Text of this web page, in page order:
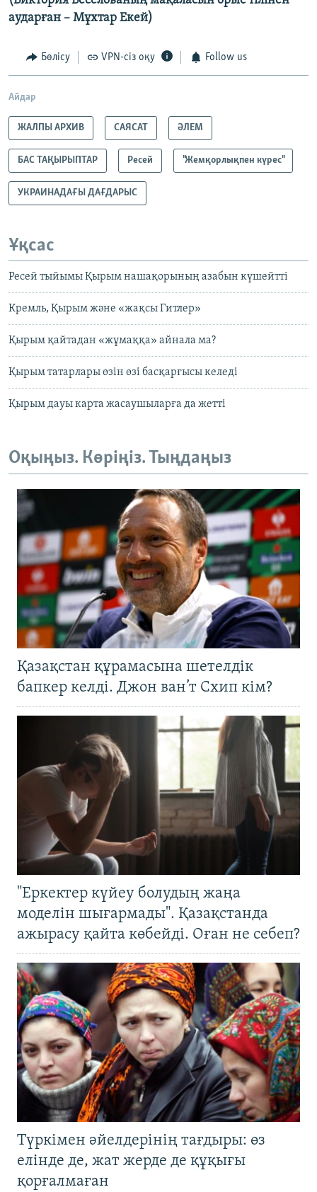
аударған – Мұхтар Екей)
Бөлісу VPN-сіз оқу Follow us
Айдар
ЖАЛПЫ АРХИВ САЯСАТ ӘЛЕМ
БАС ТАҚЫРЫПТАР Ресей "Жемқорлықпен күрес"
УКРАИНАДАҒЫ ДАҒДАРЫС
Ұқсас
Ресей тыйымы Қырым нашақорының азабын күшейтті
Кремль, Қырым және «жақсы Гитлер»
Қырым қайтадан «жұмаққа» айнала ма?
Қырым татарлары өзін өзі басқарғысы келеді
Қырым дауы карта жасаушыларға да жетті
Оқыңыз. Көріңіз. Тыңдаңыз
Қазақстан құрамасына шетелдік
бапкер келді. Джон ван’т Схип кім?
"Еркектер күйеу болудың жаңа
моделін шығармады". Қазақстанда
ажырасу қайта көбейді. Оған не себеп?
Түркімен әйелдерінің тағдыры: өз
елінде де, жат жерде де құқығы
қорғалмаған